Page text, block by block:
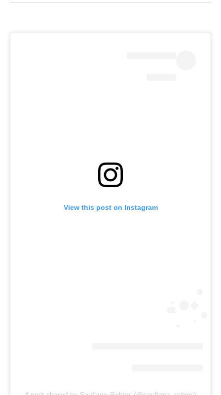
View this post on Instagram